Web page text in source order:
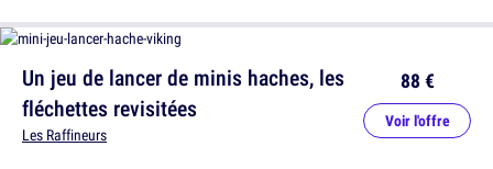
Un jeu de lancer de minis haches, les
fléchettes revisitées
Les Raffineurs
88 €
Voir l'offre